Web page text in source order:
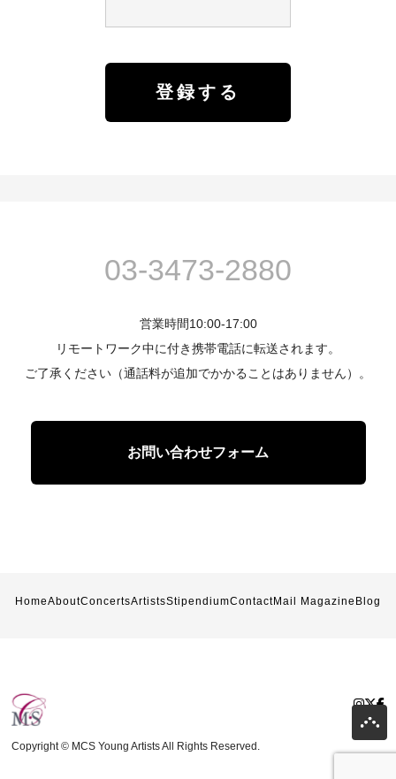
03-3473-2880
営業時間10:00-17:00
リモートワーク中に付き携帯電話に転送されます。
ご了承ください（通話料が追加でかかることはありません）。
お問い合わせフォーム
HomeAboutConcertsArtistsStipendiumContactMail Magazine Blog
Copyright © MCS Young Artists All Rights Reserved.